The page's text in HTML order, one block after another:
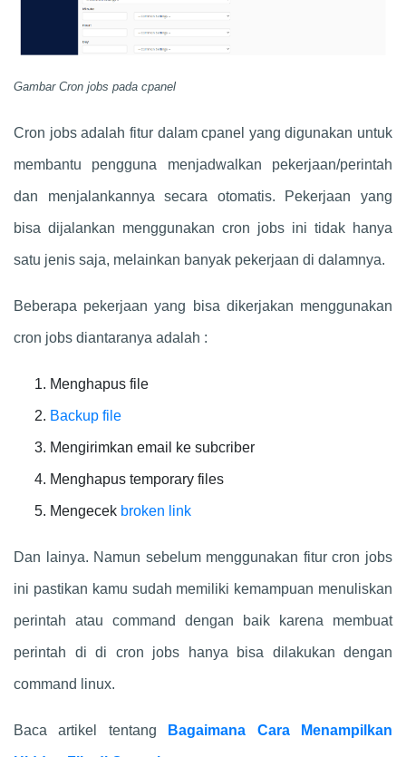
Gambar Cron jobs pada cpanel
Cron jobs adalah fitur dalam cpanel yang digunakan untuk
membantu pengguna menjadwalkan pekerjaan/perintah
dan menjalankannya secara otomatis. Pekerjaan yang
bisa dijalankan menggunakan cron jobs ini tidak hanya
satu jenis saja, melainkan banyak pekerjaan di dalamnya.
Beberapa pekerjaan yang bisa dikerjakan menggunakan
cron jobs diantaranya adalah :
Menghapus file
Backup file
Mengirimkan email ke subcriber
Menghapus temporary files
Mengecek broken link
Dan lainya. Namun sebelum menggunakan fitur cron jobs
ini pastikan kamu sudah memiliki kemampuan menuliskan
perintah atau command dengan baik karena membuat
perintah di di cron jobs hanya bisa dilakukan dengan
command linux.
Baca artikel tentang Bagaimana Cara Menampilkan